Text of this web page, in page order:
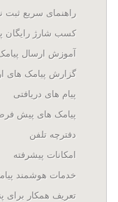
راهنمای سریع ثبت
کسب شارژ رایگان
آموزش ارسال
گزارش پیامک های
پیام های دریافتی
پیامک های پیش
دفترچه تلفن
امکانات پیشرفته
خدمات هوشمند
تعریف همکار برای